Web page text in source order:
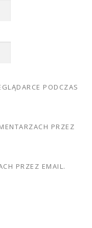
PODCZAS
PRZEZ
PRZEZ EMAIL.